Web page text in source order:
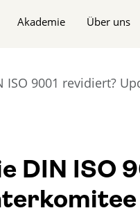
Akademie Über uns
ISO 9001 revidiert?
DIN ISO